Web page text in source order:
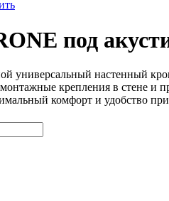
под
универсальный настенный
монтажные крепления в стене
комфорт и удобство